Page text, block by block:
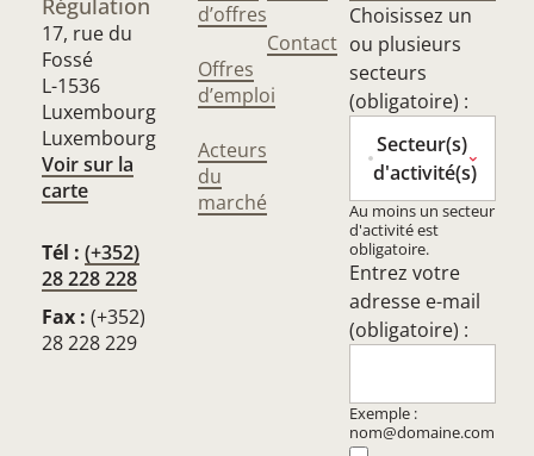
Régulation
17, rue du
Fossé
L-1536
Luxembourg
Luxembourg
Voir sur la
carte
Tél : (+352)
28 228 228
Fax : (+352)
28 228 229
d’offres
Offres
d’emploi
Acteurs
du
marché
Contact
Choisissez un
ou plusieurs
secteurs
(obligatoire) :
Secteur(s)
d'activité(s)
Au moins un secteur
d'activité est
obligatoire.
Entrez votre
adresse e-mail
(obligatoire) :
Exemple :
nom@domaine.com